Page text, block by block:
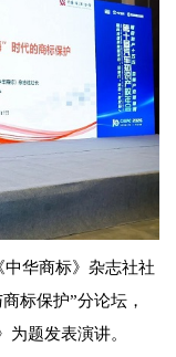
华商标》杂志社社
标保护”分论坛，
为题发表演讲。